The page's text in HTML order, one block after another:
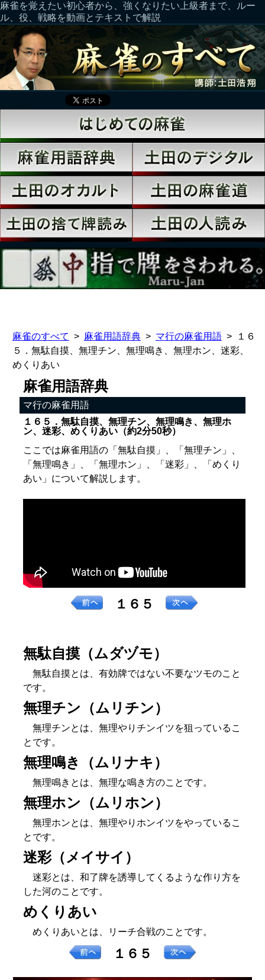
麻雀を覚えたい初心者から、強くなりたい上級者まで、ルー
ル、役、戦略を動画とテキストで解説
麻雀のすべて 麻雀用語辞典 マ行の麻雀用語
１６
５．無駄自摸、無理チン、無理鳴き、無理ホン、迷彩、
めくりあい
麻雀用語辞典
マ行の麻雀用語
１６５．無駄自摸、無理チン、無理鳴き、無理ホ
ン、迷彩、めくりあい（約2分50秒）
ここでは麻雀用語の「無駄自摸」、「無理チン」、
「無理鳴き」、「無理ホン」、「迷彩」、「めくり
あい」について解説します。
１６５
無駄自摸（ムダヅモ）
無駄自摸とは、有効牌ではない不要なツモのこと
です。
無理チン（ムリチン）
無理チンとは、無理やりチンイツを狙っているこ
とです。
無理鳴き（ムリナキ）
無理鳴きとは、無理な鳴き方のことです。
無理ホン（ムリホン）
無理ホンとは、無理やりホンイツをやっているこ
とです。
迷彩（メイサイ）
迷彩とは、和了牌を誘導してくるような作り方を
した河のことです。
めくりあい
めくりあいとは、リーチ合戦のことです。
１６５